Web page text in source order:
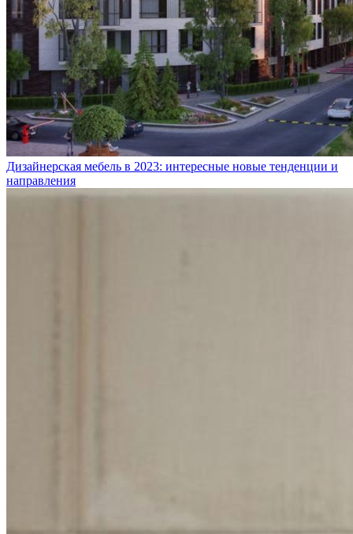
Дизайнерская мебель в 2023: интересные новые тенденции и
направления